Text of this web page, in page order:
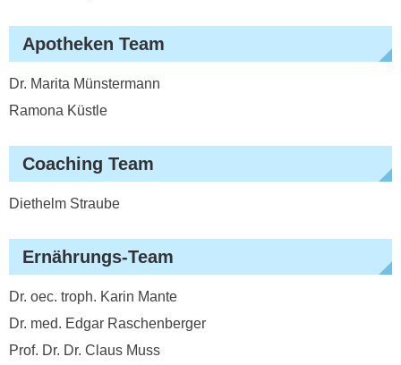
Apotheken Team
Dr. Marita Münstermann
Ramona Küstle
Coaching Team
Diethelm Straube
Ernährungs-Team
Dr. oec. troph. Karin Mante
Dr. med. Edgar Raschenberger
Prof. Dr. Dr. Claus Muss